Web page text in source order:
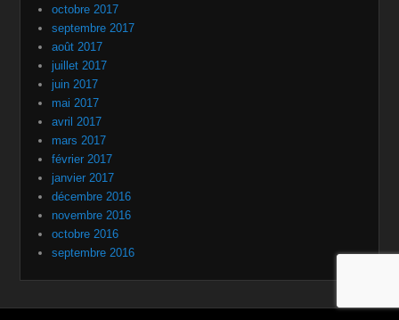
octobre 2017
septembre 2017
août 2017
juillet 2017
juin 2017
mai 2017
avril 2017
mars 2017
février 2017
janvier 2017
décembre 2016
novembre 2016
octobre 2016
septembre 2016